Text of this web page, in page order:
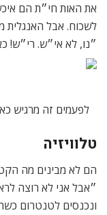
את האות חי״ת הם
לשכוח. אבל האנגלית
״נו, לא אי״ש. רי״ש!
לפעמים זה מרגיש
טלוויזיה
הם לא מבינים מה
״אבל אני לא רוצה
ונכנסים לטנטרום